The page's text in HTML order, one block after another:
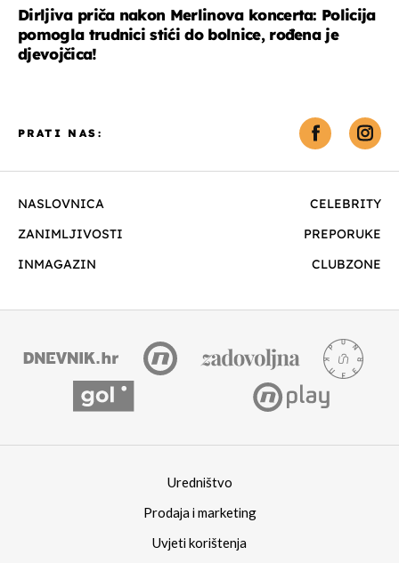
Dirljiva priča nakon Merlinova koncerta: Policija
pomogla trudnici stići do bolnice, rođena je
djevojčica!
NASLOVNICA
CELEBRITY
ZANIMLJIVOSTI
PREPORUKE
INMAGAZIN
CLUBZONE
PRATI NAS:
Uredništvo
Prodaja i marketing
Uvjeti korištenja